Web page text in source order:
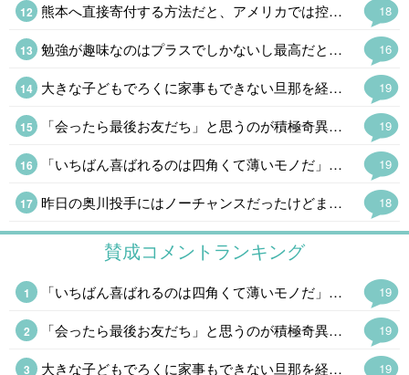
18
熊本へ直接寄付する方法だと、アメリカでは控除の対象にならない 泣 こっちからだとクレカで寄付するのが手数料取られないし一番簡単なんだけど、控除を受けたいから日本へ寄付する時はアメリカの赤十字を経由してる
16
勉強が趣味なのはプラスでしかないし最高だと思う 最近、勉強しない人はダメだと思う出来事が多くて、より強く思う 勉強しない人は努力しないから、だらしないし疲れる
19
大きな子どもでろくに家事もできない旦那を経済的に自立した嫁さんが捨てるという話が多いのだが、そもそもなぜこんなのと結婚したのか、オトコをみる目が絶望的になかったのかと考えてしまう。
19
「会ったら最後お友だち」と思うのが積極奇異型アスペルガーである。対人関係の距離感がバグってるの「でなんなんだ、このヒトは」と思われることが多い。
19
「いちばん喜ばれるのは四角くて薄いモノだ」とミニ角榮さんみたいな先代は言ってたけど、物資はヒカキンさんみたいに同じモノを大量にというのはアリだけど個人でとなると仕分け作業が大変になりそうだ。 ちょっと前に戦地にしゃもじという怪しい木のオブジェを送った総理大臣がいたけど、もらった方はナンジャコレはだったろうなぁ。
18
昨日の奥川投手にはノーチャンスだったけどまあ、しょうがない。スタメンも入団3年目くらいの選手ばかりで前監督が「育成してたら最下位」と言ったメンバーでよくやってる。最近は外国人選手もわりと当たるしFAなしで若手に蓋をしないようになっていくのかな。らしくないけど。
賛成コメントランキング
19
「いちばん喜ばれるのは四角くて薄いモノだ」とミニ角榮さんみたいな先代は言ってたけど、物資はヒカキンさんみたいに同じモノを大量にというのはアリだけど個人でとなると仕分け作業が大変になりそうだ。 ちょっと前に戦地にしゃもじという怪しい木のオブジェを送った総理大臣がいたけど、もらった方はナンジャコレはだったろうなぁ。
19
「会ったら最後お友だち」と思うのが積極奇異型アスペルガーである。対人関係の距離感がバグってるの「でなんなんだ、このヒトは」と思われることが多い。
19
大きな子どもでろくに家事もできない旦那を経済的に自立した嫁さんが捨てるという話が多いのだが、そもそもなぜこんなのと結婚したのか、オトコをみる目が絶望的になかったのかと考えてしまう。